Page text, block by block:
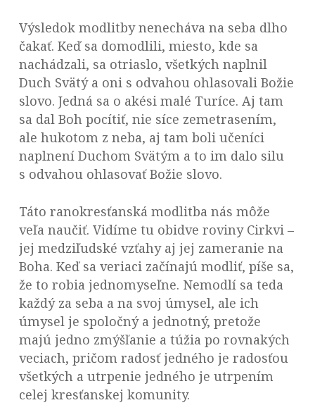
Výsledok modlitby nenecháva na seba dlho
čakať. Keď sa domodlili, miesto, kde sa
nachádzali, sa otriaslo, všetkých naplnil
Duch Svätý a oni s odvahou ohlasovali Božie
slovo. Jedná sa o akési malé Turíce. Aj tam
sa dal Boh pocítiť, nie síce zemetrasením,
ale hukotom z neba, aj tam boli učeníci
naplnení Duchom Svätým a to im dalo silu
s odvahou ohlasovať Božie slovo.
Táto ranokresťanská modlitba nás môže
veľa naučiť. Vidíme tu obidve roviny Cirkvi –
jej medziľudské vzťahy aj jej zameranie na
Boha. Keď sa veriaci začínajú modliť, píše sa,
že to robia jednomyseľne. Nemodlí sa teda
každý za seba a na svoj úmysel, ale ich
úmysel je spoločný a jednotný, pretože
majú jedno zmýšľanie a túžia po rovnakých
veciach, pričom radosť jedného je radosťou
všetkých a utrpenie jedného je utrpením
celej kresťanskej komunity.